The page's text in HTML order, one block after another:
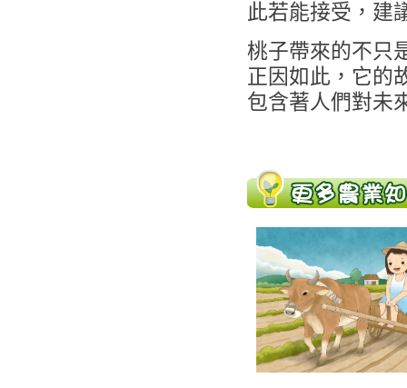
此若能接受，建
桃子帶來的不只
正因如此，它的
包含著人們對未